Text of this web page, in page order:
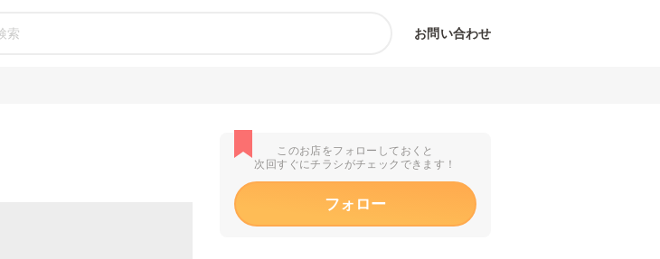
お問い合わせ
このお店をフォローしておくと
次回すぐにチラシがチェックできます！
フォロー